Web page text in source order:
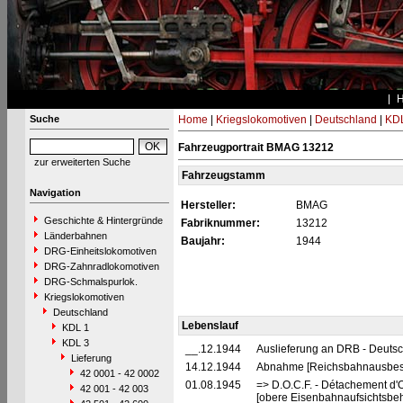
Suche
zur erweiterten Suche
Navigation
Geschichte & Hintergründe
Länderbahnen
DRG-Einheitslokomotiven
DRG-Zahnradlokomotiven
DRG-Schmalspurlok.
Kriegslokomotiven
Deutschland
KDL 1
KDL 3
Lieferung
42 0001 - 42 0002
42 001 - 42 003
Home Kriegslokomotiven Deutschland
Fahrzeugportrait BMAG 13212
Fahrzeugstamm
Hersteller:
BMAG
Fabriknummer:
13212
Baujahr:
1944
Lebenslauf
__.12.1944
Auslieferung an DRB -
14.12.1944
Abnahme
01.08.1945
=> D.O.C.F. - Détachement
[obere